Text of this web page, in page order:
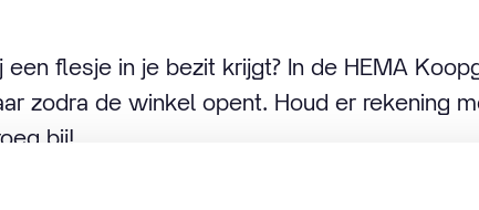
flesje in je bezit krijgt? In de HEMA
zodra de winkel opent. Houd er rekening
bij!